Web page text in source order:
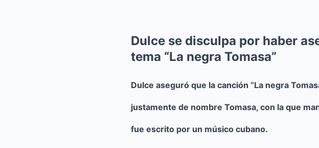
Dulce se disculpa por haber
tema “La negra Tomasa”
Dulce aseguró que la canción “La negra
justamente de nombre Tomasa, con la que
fue escrito por un músico cubano.